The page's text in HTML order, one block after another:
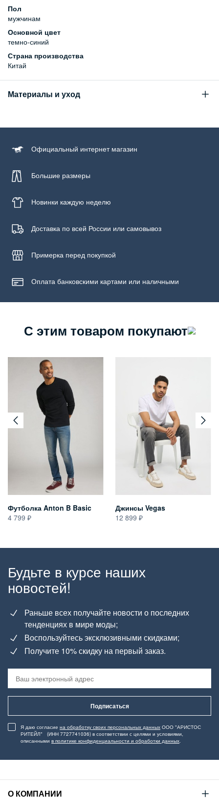
Пол
мужчинам
Основной цвет
темно-синий
Страна производства
Китай
Материалы и уход
100% полиэстер
Официальный интернет магазин
Большие размеры
Новинки каждую неделю
Доставка по всей России или самовывоз
Примерка перед покупкой
Оплата банковскими картами или наличными
С этим товаром покупают
Футболка Anton B Basic
4 799
Джинсы Vegas
12 899
Будьте в курсе наших
новостей!
Раньше всех получайте новости о последних
тенденциях в мире моды;
Воспользуйтесь эксклюзивными скидками;
Получите 10% скидку на первый заказ.
Подписаться
Я даю согласие на обработку своих персональных данных ООО "АРИСТОС
РИТЕЙЛ" (ИНН 7727741036) в соответствии с целями и условиями,
описанными в политике конфиденциальности и обработки данных.
О КОМПАНИИ